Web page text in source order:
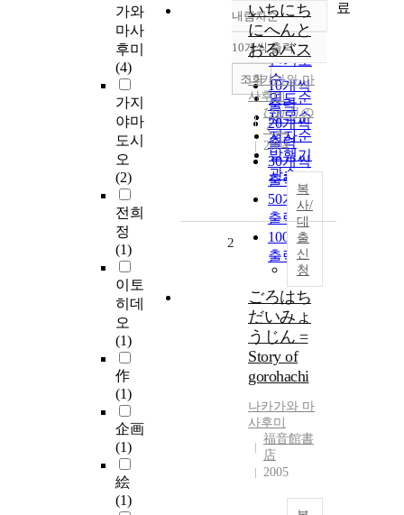
가와
마사
후미
(4)
가지
야마
도시
오
(2)
전희
정
(1)
이토
히데
오
(1)
作
(1)
企画
(1)
絵
(1)
정확도
순
인기도
순
연도순
제목순
저자순
발행기
관순
내림차순
내림차순
10개씩 출력
10개씩
출력
20개씩
출력
30개씩
출력
50개씩
출력
100개씩
출력
조회
いちにち
にへんと
おるバス
나카가와 마
사후미
ひかりの
くに
2004
복
사/
대
출
신
청
2
ごろはち
だいみょ
うじん =
Story of
gorohachi
나카가와 마
사후미
福音館書
店
2005
료